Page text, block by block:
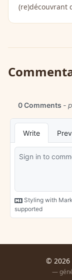
(re)découvrant
© 2026
—